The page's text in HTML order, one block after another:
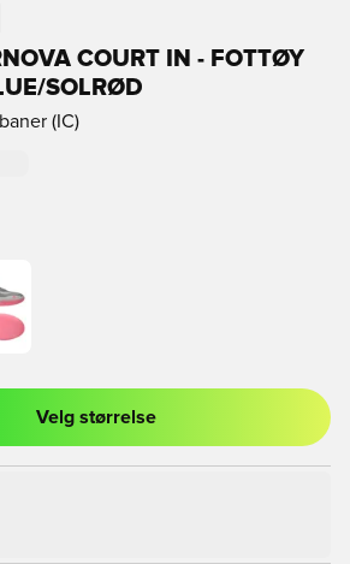
COURT IN - FOTTØY
SOLRØD
(IC)
logge inn eller registrere deg som
Velg størrelse